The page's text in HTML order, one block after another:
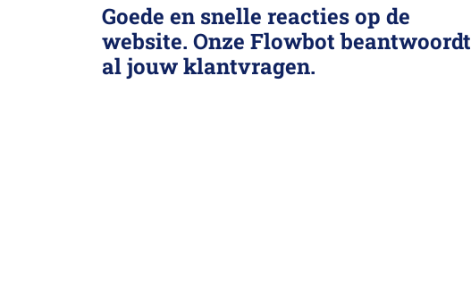
Goede en snelle reacties op de
website. Onze Flowbot beantwoordt
al jouw klantvragen.